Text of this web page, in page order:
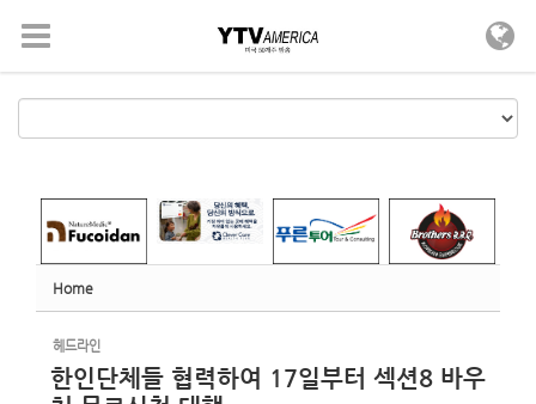
Home
헤드라인
한인단체들 협력하여 17일부터 섹션8 바우